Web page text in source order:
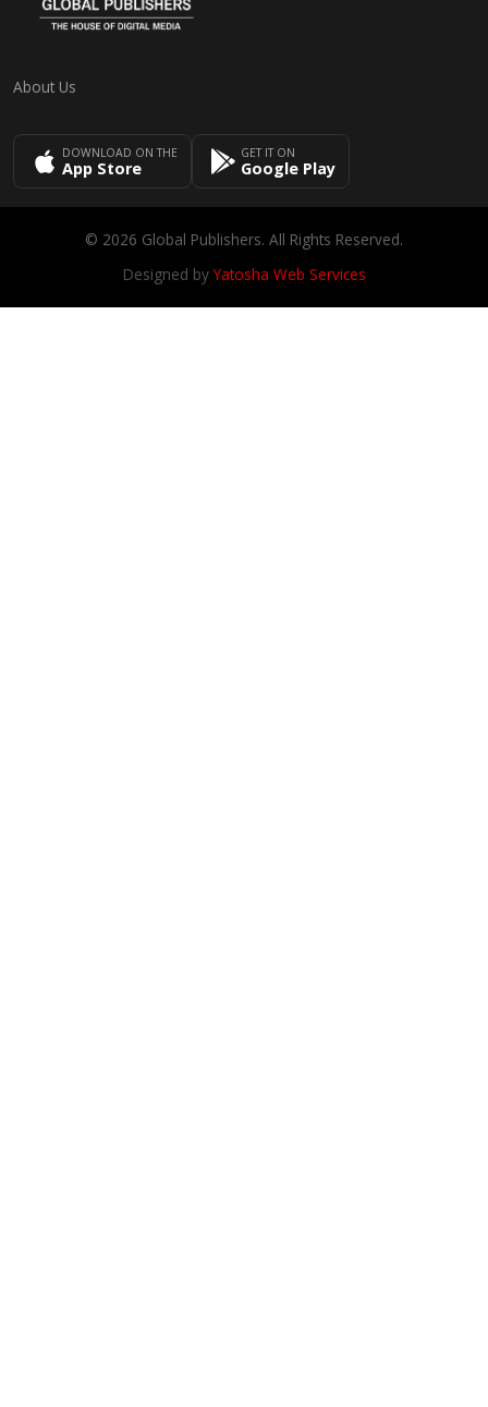
About Us
DOWNLOAD ON THE
App Store
GET IT ON
Google Play
© 2026 Global Publishers. All Rights Reserved.
Designed byYatosha Web Services